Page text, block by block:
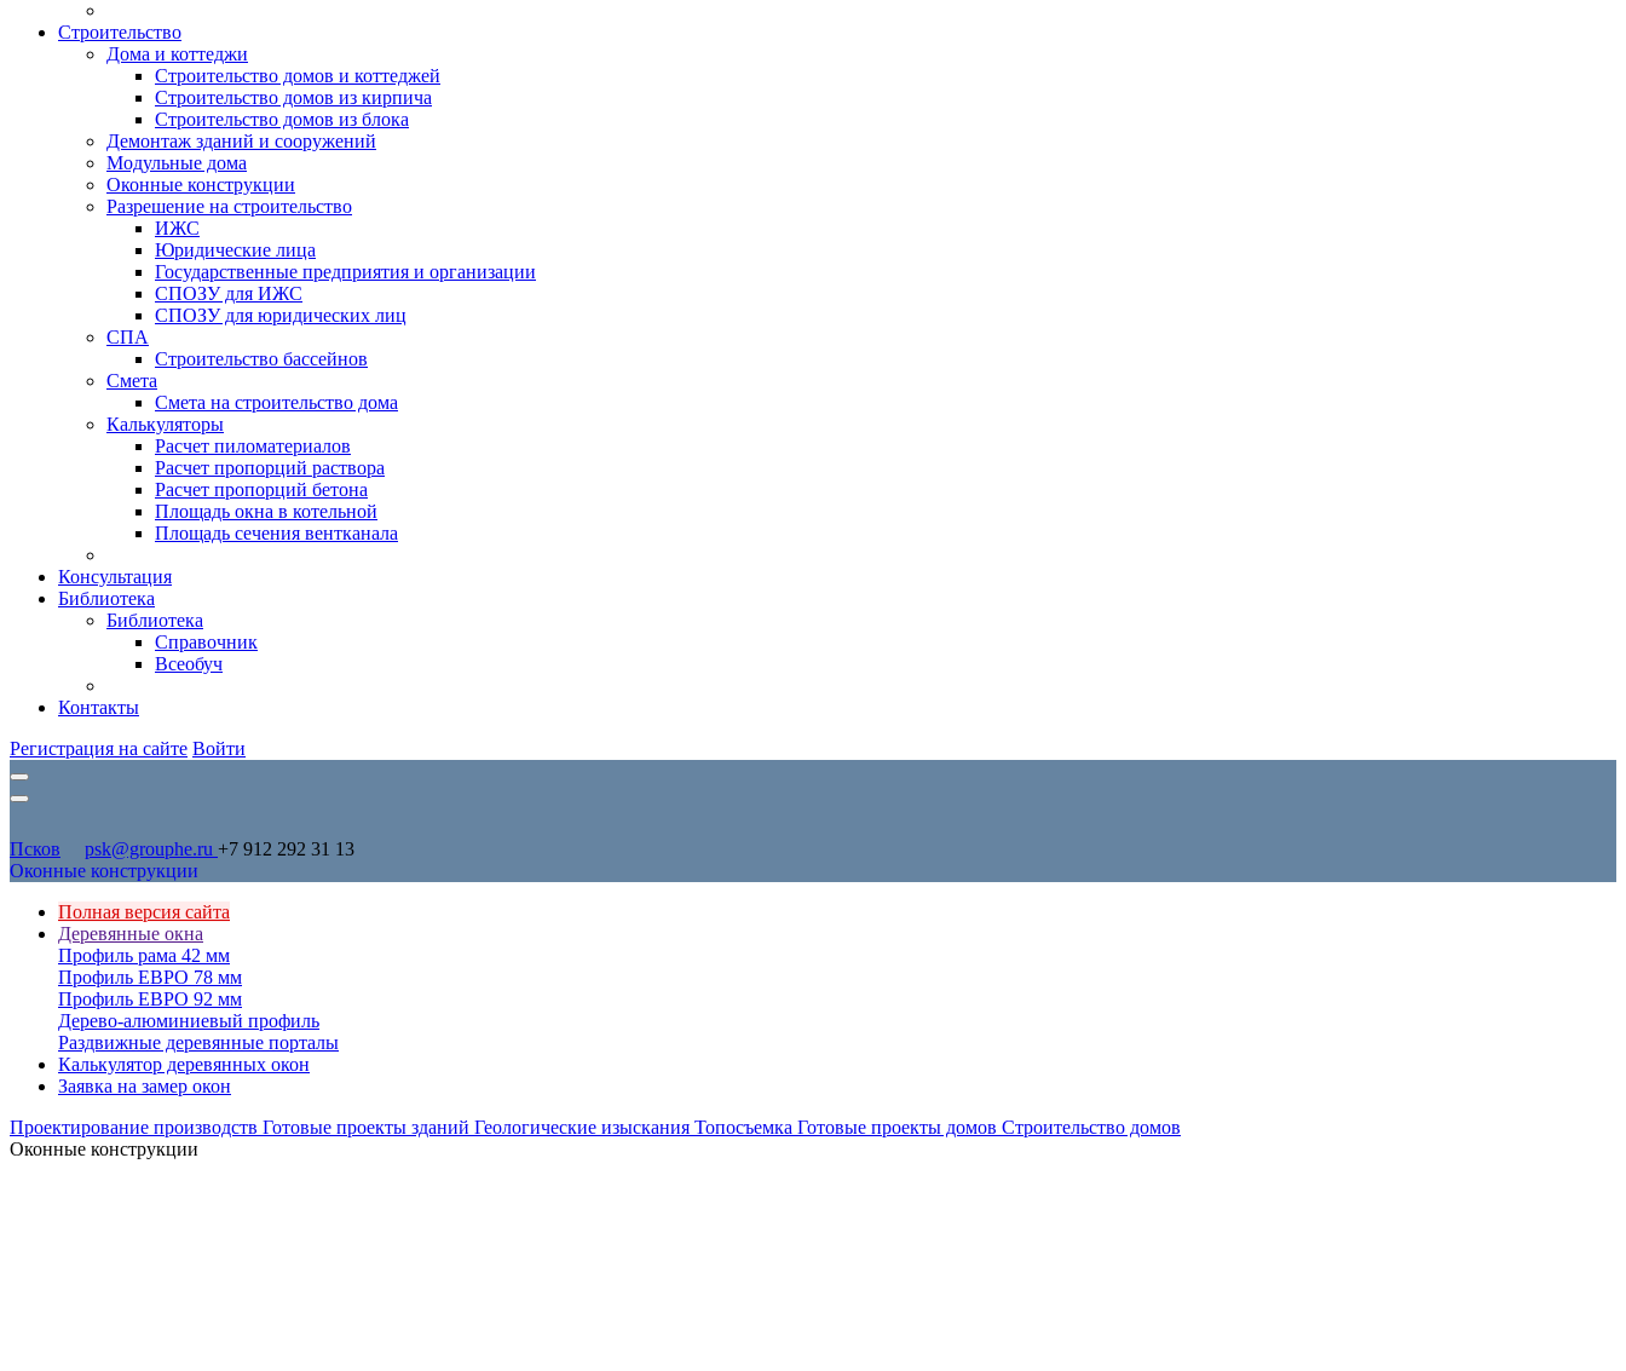
Строительство
Дома и коттеджи
Строительство домов и коттеджей
Строительство домов из кирпича
Строительство домов из блока
Демонтаж зданий и сооружений
Модульные дома
Оконные конструкции
Разрешение на строительство
ИЖС
Юридические лица
Государственные предприятия и организации
СПОЗУ для ИЖС
СПОЗУ для юридических лиц
СПА
Строительство бассейнов
Смета
Смета на строительство дома
Калькуляторы
Расчет пиломатериалов
Расчет пропорций раствора
Расчет пропорций бетона
Площадь окна в котельной
Площадь сечения вентканала
Консультация
Библиотека
Библиотека
Справочник
Всеобуч
Контакты
Регистрация на сайте Войти
Псков psk@grouphe.ru +7 912 292 31 13
Оконные конструкции
Полная версия сайта
Деревянные окна
Профиль рама 42 мм
Профиль ЕВРО 78 мм
Профиль ЕВРО 92 мм
Дерево-алюминиевый профиль
Раздвижные деревянные порталы
Калькулятор деревянных окон
Заявка на замер окон
Проектирование производств Готовые проекты зданий Геологические изыскания Топосъемка Готовые проекты домов Строительство домов
Оконные конструкции